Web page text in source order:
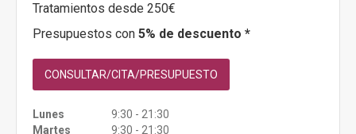
Tratamientos desde 250€
Presupuestos con 5% de descuento *
CONSULTAR/CITA/PRESUPUESTO
Lunes
9:30 - 21:30
Martes
9:30 - 21:30